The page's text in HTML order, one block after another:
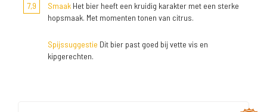
7,9 Smaak Het bier heeft een kruidig karakter met een sterke
hopsmaak. Met momenten tonen van citrus.
Spijssuggestie Dit bier past goed bij vette vis en
kipgerechten.